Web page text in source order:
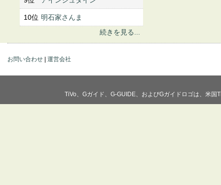
10位 明石家さんま
続きを見る...
お問い合わせ 運営会社
TiVo、Gガイド、G-GUIDE、およびGガイドロゴは、米